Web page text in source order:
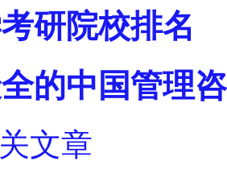
研院校排名
的中国管理
文章